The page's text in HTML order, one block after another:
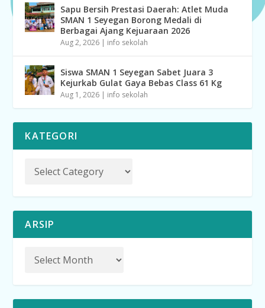
Sapu Bersih Prestasi Daerah: Atlet Muda
SMAN 1 Seyegan Borong Medali di
Berbagai Ajang Kejuaraan 2026
Aug 2, 2026 | info sekolah
Siswa SMAN 1 Seyegan Sabet Juara 3
Kejurkab Gulat Gaya Bebas Class 61 Kg
Aug 1, 2026 | info sekolah
KATEGORI
ARSIP